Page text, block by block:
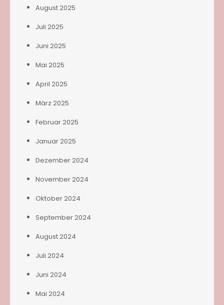
August 2025
Juli 2025
Juni 2025
Mai 2025
April 2025
März 2025
Februar 2025
Januar 2025
Dezember 2024
November 2024
Oktober 2024
September 2024
August 2024
Juli 2024
Juni 2024
Mai 2024